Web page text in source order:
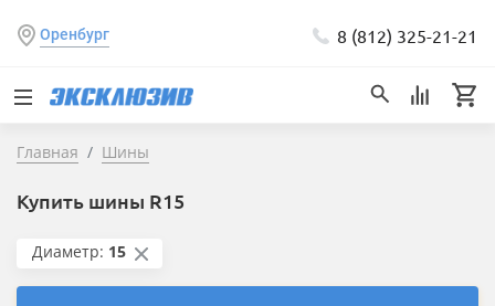
Оренбург 8 (812) 325-21-21
Главная Шины
Купить шины R15
Диаметр: 15